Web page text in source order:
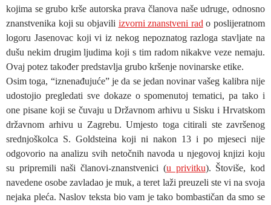
kojima se grubo krše autorska prava članova naše udruge, odnosno
znanstvenika koji su objavili izvorni znanstveni rad o poslijeratnom
logoru Jasenovac koji vi iz nekog nepoznatog razloga stavljate na
dušu nekim drugim ljudima koji s tim radom nikakve veze nemaju.
Ovaj potez također predstavlja grubo kršenje novinarske etike.
Osim toga, “iznenađujuće” je da se jedan novinar vašeg kalibra nije
udostojio pregledati sve dokaze o spomenutoj tematici, pa tako i
one pisane koji se čuvaju u Državnom arhivu u Sisku i Hrvatskom
državnom arhivu u Zagrebu. Umjesto toga citirali ste završenog
srednjoškolca S. Goldsteina koji ni nakon 13 i po mjeseci nije
odgovorio na analizu svih netočnih navoda u njegovoj knjizi koju
su pripremili naši članovi-znanstvenici (u privitku). Štoviše, kod
navedene osobe zavladao je muk, a teret laži preuzeli ste vi na svoja
nejaka pleća. Naslov teksta bio vam je tako bombastičan da smo se